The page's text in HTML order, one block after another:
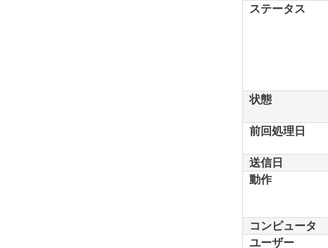
ステータス
状態
前回処理日
送信日
動作
コンピュータ
ユーザー